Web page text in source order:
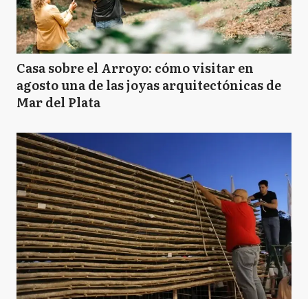
Casa sobre el Arroyo: cómo visitar en
agosto una de las joyas arquitectónicas de
Mar del Plata